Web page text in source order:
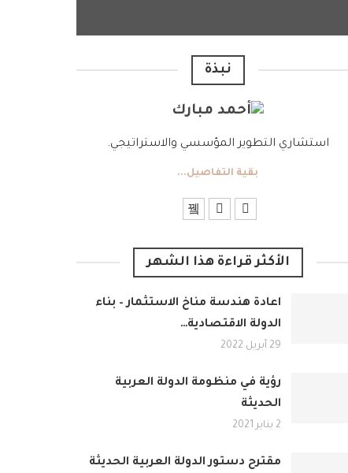
نبذة
استشاري التطوير المؤسسي والاستراتيجي.
بقية التفاصيل...
الأكثر قراءة هذا الشهر
اعادة هندسة مناخ الاستثمار – بناء
الدولة الاقتصادية…
29 أبريل 2022
رؤية في منظومة الدولة العربية
الحديثة
2 يناير 2021
مقترح دستور الدولة العربية الحديثة